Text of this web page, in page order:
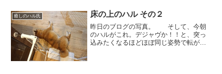
のだそうです。。。
癒しのハル氏 床の上のハル その２
昨日のブログの写真。 そして、今朝
のハルがこれ。デジャヴか！！と、突っ
込みたくなるほどほぼ同じ姿勢で転がっ